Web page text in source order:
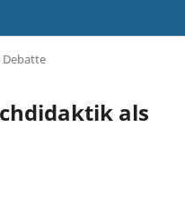
Debatte
als